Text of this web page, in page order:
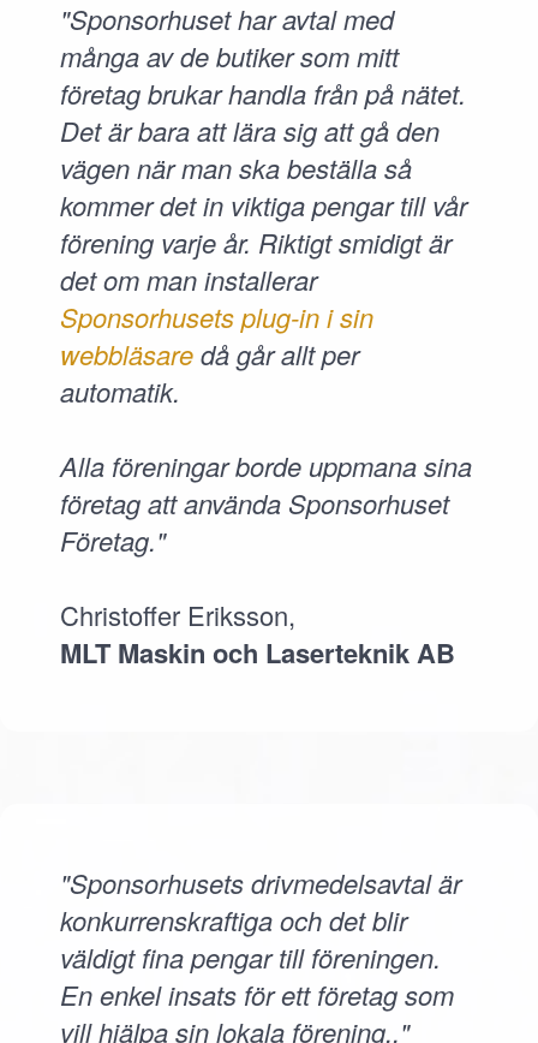
"Sponsorhuset har avtal med
många av de butiker som mitt
företag brukar handla från på nätet.
Det är bara att lära sig att gå den
vägen när man ska beställa så
kommer det in viktiga pengar till vår
förening varje år. Riktigt smidigt är
det om man installerar
Sponsorhusets plug-in i sin
webbläsaredå går allt per
automatik.
Alla föreningar borde uppmana sina
företag att använda Sponsorhuset
Företag."
Christoffer Eriksson,
MLT Maskin och Laserteknik AB
"Sponsorhusets drivmedelsavtal är
konkurrenskraftiga och det blir
väldigt fina pengar till föreningen.
En enkel insats för ett företag som
vill hjälpa sin lokala förening.."